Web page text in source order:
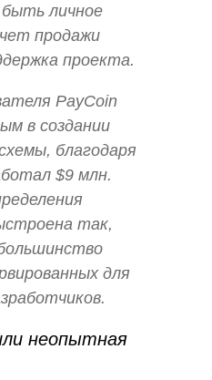
личное
продажи
проекта.
PayCoin
в создании
благодаря
$9 млн.
так,
для
неопытная